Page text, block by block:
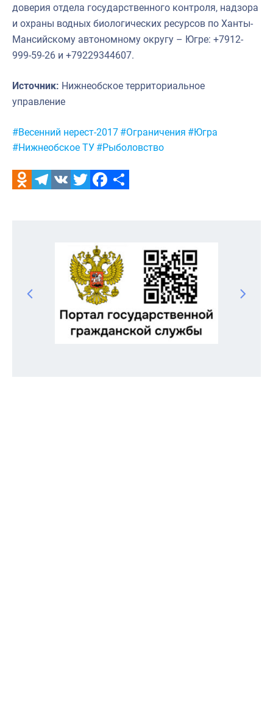
доверия отдела государственного контроля, надзора
и охраны водных биологических ресурсов по Ханты-
Мансийскому автономному округу – Югре: +7912-
999-59-26 и +79229344607.
Источник: Нижнеобское территориальное
управление
Метки:
#Весенний нерест-2017 #Ограничения #Югра
#Нижнеобское ТУ #Рыболовство